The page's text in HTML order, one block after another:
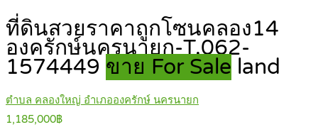
ที่ดินสวยราคาถูกโซนคลอง14
องครักษ์นครนายก-T.062-
1574449 ขาย For Sale land
ตำบล คลองใหญ่ อำเภอองครักษ์ นครนายก
1,185,000฿